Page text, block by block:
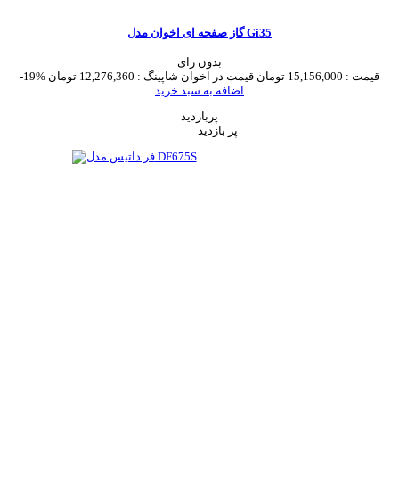
گاز صفحه ای اخوان مدل Gi35
بدون رای
-19%
قیمت : 15,156,000 تومان قیمت در اخوان شاپینگ : 12,276,360 تومان
اضافه به سبد خرید
پربازدید
پر بازدید